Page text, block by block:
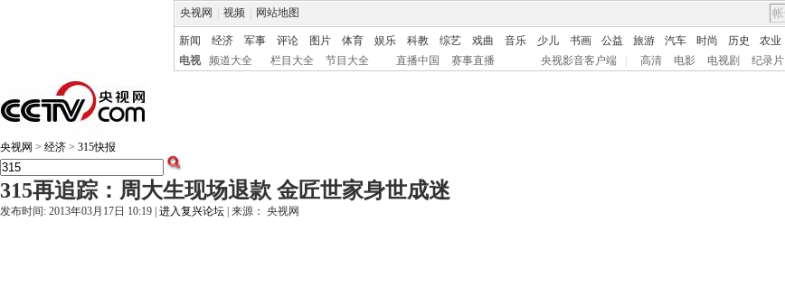
央视网 视频 网站地图
新闻 经济 军事 评论 图片 体育 娱乐 科教 综艺 戏曲 音乐 少儿 书画 公益 旅游 汽车 时尚 历史 农业
电视
频道大全 栏目大全 节目大全 直播中国 赛事直播 央视影音客户端 高清 电影 电视剧 纪录片
央视网 > 经济 > 315快报
315再追踪：周大生现场退款 金匠世家身世成迷
发布时间: 2013年03月17日 10:19 | 进入复兴论坛 | 来源： 央视网